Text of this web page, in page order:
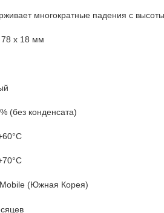
многократные падения с
78 x 18 мм
(без конденсата)
(Южная Корея)